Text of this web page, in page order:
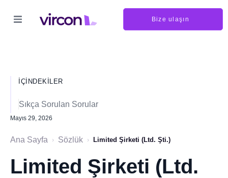
Bize ulaşın
İÇINDEKILER
Sıkça Sorulan Sorular
Mayıs 29, 2026
Ana Sayfa › Sözlük › Limited Şirketi (Ltd. Şti.)
Limited Şirketi (Ltd.